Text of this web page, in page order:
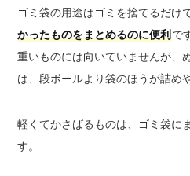
ゴミ袋の用途はゴミを捨てるだけ
かったものをまとめるのに便利で
重いものには向いていませんが、
は、段ボールより袋のほうが詰め
軽くてかさばるものは、ゴミ袋に
す。